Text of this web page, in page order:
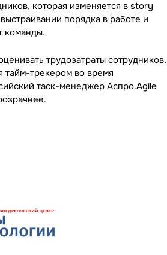
которая изменяется в story
порядка в работе и
команды.
трудозатраты сотрудников,
тайм-трекером во время
таск-менеджер Аспро.Agile